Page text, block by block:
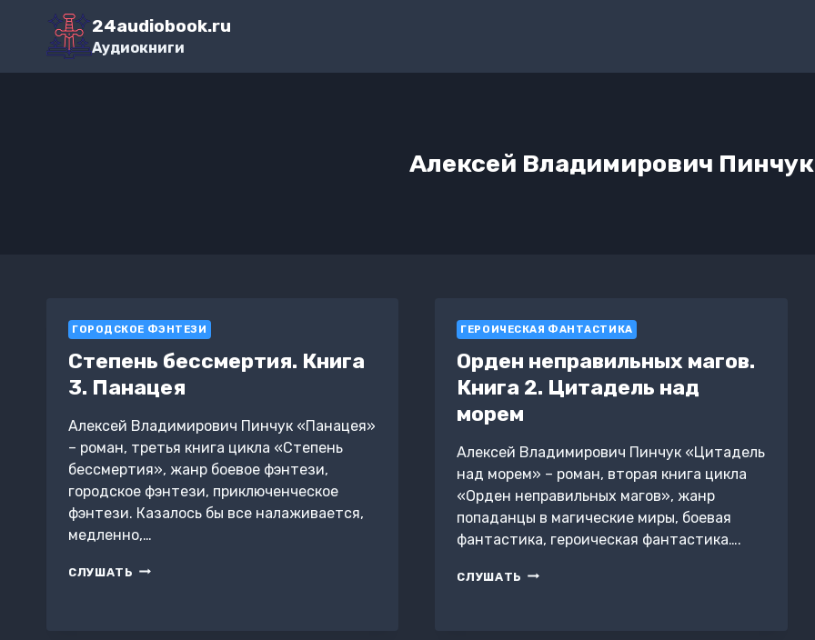
Перейти
содержимому
24audiobook.ru
Аудиокниги
Алексей Владимирович Пинчук
ГОРОДСКОЕ ФЭНТЕЗИ
Степень бессмертия. Книга
3. Панацея
Алексей Владимирович Пинчук «Панацея»
– роман, третья книга цикла «Степень
бессмертия», жанр боевое фэнтези,
городское фэнтези, приключенческое
фэнтези. Казалось бы все налаживается,
медленно,…
СЛУШАТЬ СТЕПЕНЬ
ГЕРОИЧЕСКАЯ ФАНТАСТИКА
Орден неправильных магов.
Книга 2. Цитадель над
морем
Алексей Владимирович Пинчук «Цитадель
над морем» – роман, вторая книга цикла
«Орден неправильных магов», жанр
попаданцы в магические миры, боевая
фантастика, героическая фантастика….
СЛУШАТЬ ОРДЕН